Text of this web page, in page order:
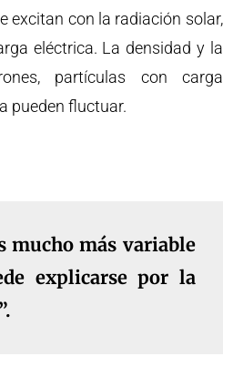
excitan con la radiación solar,
eléctrica. La densidad y la
partículas con carga
pueden fluctuar.
mucho más variable
explicarse por la